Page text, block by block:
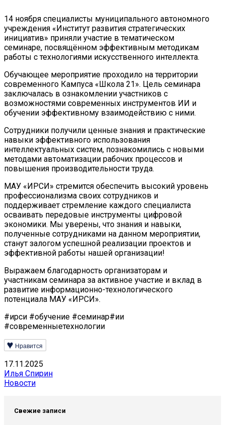
14 ноября специалисты муниципального автономного
учреждения «Институт развития стратегических
инициатив» приняли участие в тематическом
семинаре, посвящённом эффективным методикам
работы с технологиями искусственного интеллекта.
Обучающее мероприятие проходило на территории
современного Кампуса «Школа 21». Цель семинара
заключалась в ознакомлении участников с
возможностями современных инструментов ИИ и
обучении эффективному взаимодействию с ними.
Сотрудники получили ценные знания и практические
навыки эффективного использования
интеллектуальных систем, познакомились с новыми
методами автоматизации рабочих процессов и
повышения производительности труда.
МАУ «ИРСИ» стремится обеспечить высокий уровень
профессионализма своих сотрудников и
поддерживает стремление каждого специалиста
осваивать передовые инструменты цифровой
экономики. Мы уверены, что знания и навыки,
полученные сотрудниками на данном мероприятии,
станут залогом успешной реализации проектов и
эффективной работы нашей организации!
Выражаем благодарность организаторам и
участникам семинара за активное участие и вклад в
развитие информационно-технологического
потенциала МАУ «ИРСИ».
#ирси #обучение #семинар#ии
#современныетехнологии
Нравится
17.11.2025
Илья Спирин
Новости
Свежие записи